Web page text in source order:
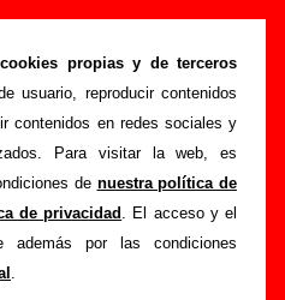
cookies propias y de terceros
usuario, reproducir contenidos
contenidos en redes sociales y
Para visitar la web, es
de nuestra política de
de privacidad . El acceso y el
por las condiciones
.
- Añadir o
>Añadir
puedes enviar nueva
mediante el siguiente
un e-mail a
.
Gracias por tu